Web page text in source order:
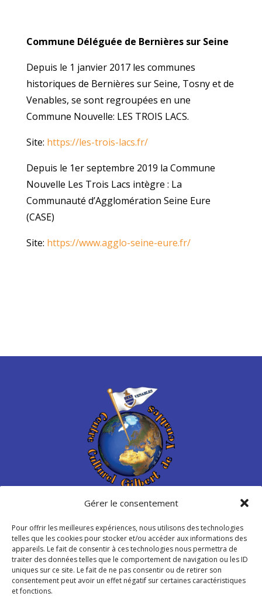
Gérer le consentement
Pour offrir les meilleures expériences, nous utilisons des technologies
telles que les cookies pour stocker et/ou accéder aux informations des
appareils. Le fait de consentir à ces technologies nous permettra de
traiter des données telles que le comportement de navigation ou les ID
uniques sur ce site. Le fait de ne pas consentir ou de retirer son
consentement peut avoir un effet négatif sur certaines caractéristiques
et fonctions.
Commune Déléguée de Bernières sur Seine
Depuis le 1 janvier 2017 les communes
historiques de Bernières sur Seine, Tosny et de
Venables, se sont regroupées en une
Commune Nouvelle: LES TROIS LACS.
Site: https://les-trois-lacs.fr/
Depuis le 1er septembre 2019 la Commune
Nouvelle Les Trois Lacs intègre : La
Communauté d’Agglomération Seine Eure
(CASE)
Site: https://www.agglo-seine-eure.fr/
Centre Culturel Gilbert de
Venables
Place de Libération – Venables
27940 Les Trois Lacs – France
info@ccgvenables.org